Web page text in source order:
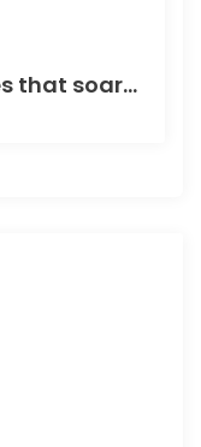
3 ASX All Ordinaries shares that soared more than 9% today